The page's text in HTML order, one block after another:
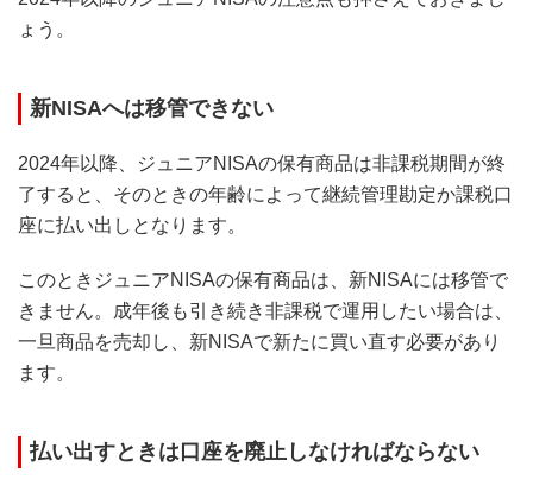
ょう。
新NISAへは移管できない
2024年以降、ジュニアNISAの保有商品は非課税期間が終
了すると、そのときの年齢によって継続管理勘定か課税口
座に払い出しとなります。
このときジュニアNISAの保有商品は、新NISAには移管で
きません。成年後も引き続き非課税で運用したい場合は、
一旦商品を売却し、新NISAで新たに買い直す必要があり
ます。
払い出すときは口座を廃止しなければならない